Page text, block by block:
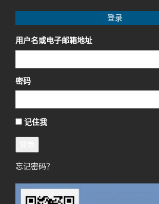
登录
用户名或电子邮箱地址
密码
记住我
忘记密码？